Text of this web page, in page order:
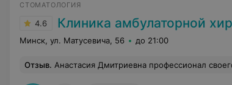
СТОМАТОЛОГИЯ
4.6 Клиника амбулаторной
Минск, ул. Матусевича, 56 до 21:00
Отзыв. Анастасия Дмитриевна профессионал своего дела, она знает всё, что не спроси (мы говорим про стоматологическую сферу)))) Очень очень, ну очень